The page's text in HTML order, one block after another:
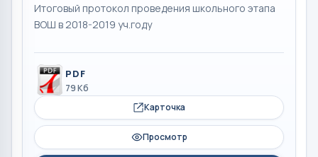
Итоговый протокол проведения школьного этапа
ВОШ в 2018-2019 уч.году
PDF
79 Кб
Карточка
Просмотр